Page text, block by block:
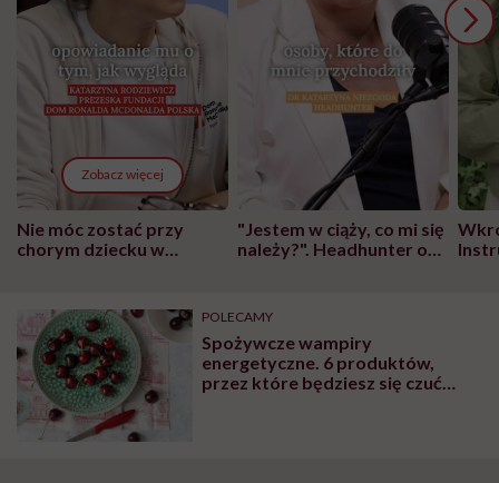
Zobacz więcej
Nie móc zostać przy
chorym dziecku w
może chyba tylko
głupota i brak
wyobraźni"
"Jestem w ciąży, co mi się
należy?". Headhunter o
pracy
POLECAMY
Spożywcze wampiry
energetyczne. 6 produktów,
przez które będziesz się czuć